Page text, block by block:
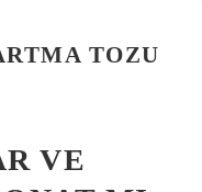
TOZU
VE